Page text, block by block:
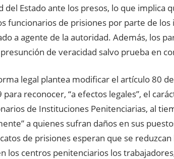
del Estado ante los presos, lo que implica
funcionarios de prisiones por parte de
a agente de la autoridad. Además, los
de veracidad salvo prueba en
legal plantea modificar el artículo 80
reconocer, “a efectos legales”, el
de Instituciones Penitenciarias, al
a quienes sufran daños en sus
de prisiones esperan que se
los centros penitenciarios los